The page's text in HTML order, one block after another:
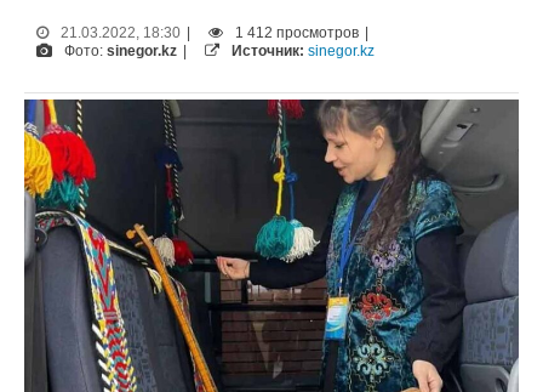
21.03.2022, 18:30 1 412 просмотров
Фото: sinegor.kz Источник: sinegor.kz